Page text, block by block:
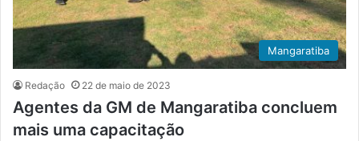
Mangaratiba
Redação 22 de maio de 2023
Agentes da GM de Mangaratiba concluem
mais uma capacitação